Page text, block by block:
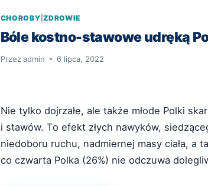
CHOROBY |ZDROWIE
Bóle kostno-stawowe udręką
Przez admin 6 lipca, 2022
Nie tylko dojrzałe, ale także młode Polki
i stawów. To efekt złych nawyków,
niedoboru ruchu, nadmiernej masy ciała, a
co czwarta Polka (26%) nie odczuwa